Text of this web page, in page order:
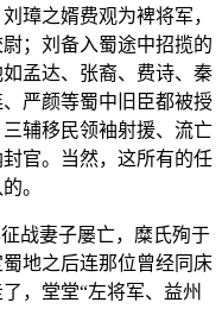
璋之婿费观为裨将军，
；刘备入蜀途中招揽的
孟达、张裔、费诗、秦
严颜等蜀中旧臣都被授
辅移民领袖射援、流亡
官。当然，这所有的任
。
战妻子屡亡，糜氏殉于
地之后连那位曾经同床
，堂堂“左将军、益州